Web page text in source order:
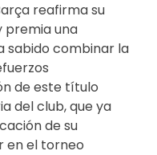
reafirma su
premia una
sabido combinar la
de este título
del club, que ya
de su
en el torneo